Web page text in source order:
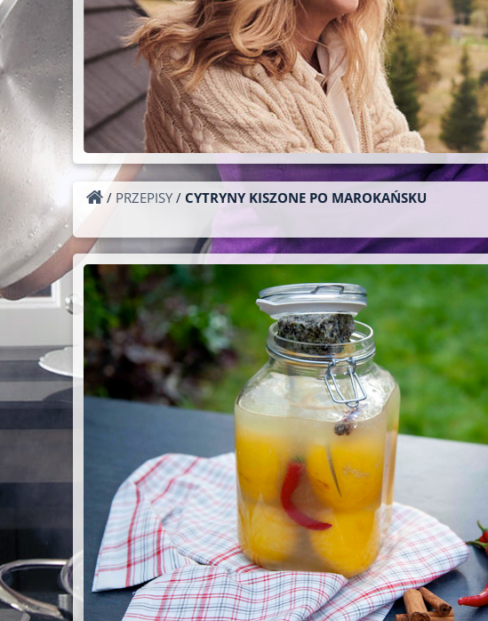
/ PRZEPISY / CYTRYNY KISZONE PO MAROKAŃSKU